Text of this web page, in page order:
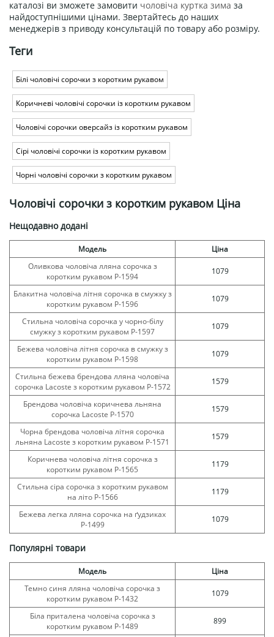
каталозі ви зможете замовити чоловіча куртка зима за
найдоступнішими цінами. Звертайтесь до наших
менеджерів з приводу консультацій по товару або розміру.
Теги
Білі чоловічі сорочки з коротким рукавом
Коричневі чоловічі сорочки із коротким рукавом
Чоловічі сорочки оверсайз із коротким рукавом
Сірі чоловічі сорочки із коротким рукавом
Чорні чоловічі сорочки з коротким рукавом
Чоловічі сорочки з коротким рукавом Ціна
Нещодавно додані
Модель
Ціна
Оливкова чоловіча лляна сорочка з
коротким рукавом Р-1594
1079
Блакитна чоловіча літня сорочка в смужку з
коротким рукавом Р-1596
1079
Стильна чоловіча сорочка у чорно-білу
смужку з коротким рукавом Р-1597
1079
Бежева чоловіча літня сорочка в смужку з
коротким рукавом Р-1598
1079
Стильна бежева брендова лляна чоловіча
сорочка Lacoste з коротким рукавом Р-1572
1579
Брендова чоловіча коричнева льняна
сорочка Lacoste Р-1570
1579
Чорна брендова чоловіча літня сорочка
льняна Lacoste з коротким рукавом Р-1571
1579
Коричнева чоловіча літня сорочка з
коротким рукавом Р-1565
1179
Стильна сіра сорочка з коротким рукавом
на літо Р-1566
1179
Бежева легка лляна сорочка на ґудзиках
Р-1499
1079
Популярні товари
Модель
Ціна
Темно синя лляна чоловіча сорочка з
коротким рукавом Р-1432
1079
Біла приталена чоловіча сорочка з
коротким рукавом Р-1489
899